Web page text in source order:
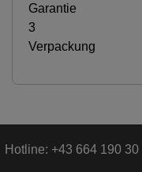
Garantie
3
Verpackung
Hotline: +43 664 190